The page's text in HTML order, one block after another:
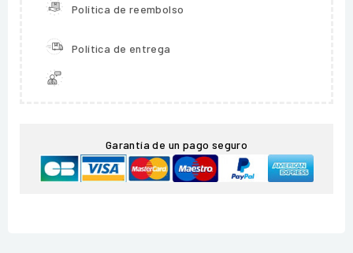
Política de reembolso
Política de entrega
Garantía de un pago seguro